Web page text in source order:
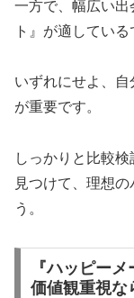
一方で、幅広い出
ト』が適している
いずれにせよ、
が重要です。
しっかりと比較
見つけて、理想
う。
『ハッピー
価値観重視な